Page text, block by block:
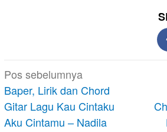
Navigasi
pos
Pos sebelumnya
Baper, Lirik dan Chord
Gitar Lagu Kau Cintaku
Aku Cintamu – Nadila